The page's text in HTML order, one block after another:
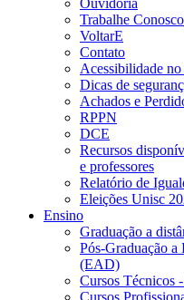
Ouvidoria
Trabalhe Conosco
VoltarE
Contato
Acessibilidade no
Dicas de
Achados e
RPPN
DCE
Recursos
e professores
Relatório de
Eleições Unisc
Ensino
Graduação a
Pós-Graduação a
(EAD)
Cursos Técnicos
Cursos